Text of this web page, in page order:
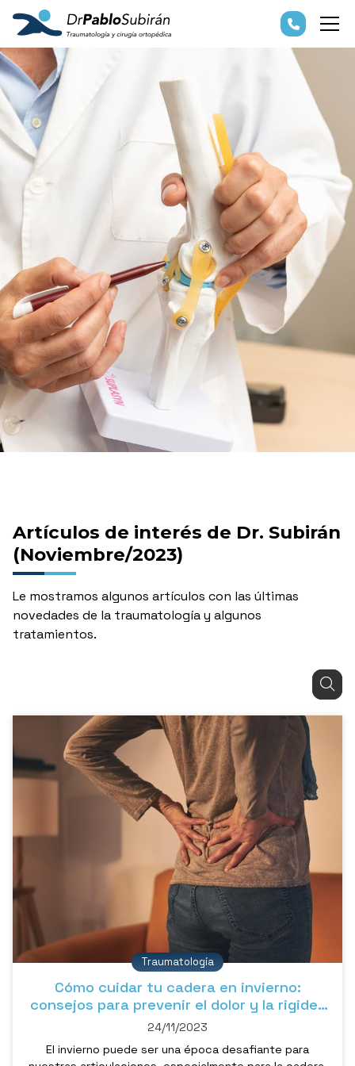
Artículos de interés de Dr. Subirán
(Noviembre/2023)
Le mostramos algunos artículos con las últimas
novedades de la traumatología y algunos
tratamientos.
Cómo cuidar tu cadera en invierno:
consejos para prevenir el dolor y la rigidez
articular provocados por el frío
24/11/2023
Traumatología
El invierno puede ser una época desafiante para